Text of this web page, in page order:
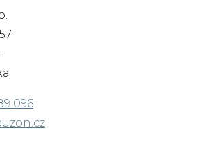
096